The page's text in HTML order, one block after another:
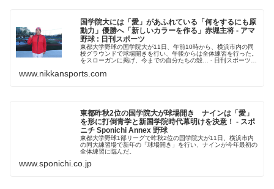
国学院大には「愛」があふれている「何をするにも原
動力」優勝へ「新しいカラーを作る」赤堀主将 - アマ
野球 : 日刊スポーツ
東都大学野球の国学院大が11日、午前10時から、横浜市内の同
校グラウンドで球場開きを行い、午後からは全体練習を行った。
をスローガンに掲げ、今までの自分たちの殻… - 日刊スポーツ新
www.nikkansports.com
東都昨秋2位の国学院大が球場開き ナインは「愛」
を形に打倒青学と新国学院時代幕明けを決意！ - スポ
ニチ Sponichi Annex 野球
東都大学野球1部リーグで昨秋2位の国学院大が11日、横浜市内
の同大練習場で新年の「球場開き」を行い、ナインが今年最初の
全体練習に臨んだ。
www.sponichi.co.jp